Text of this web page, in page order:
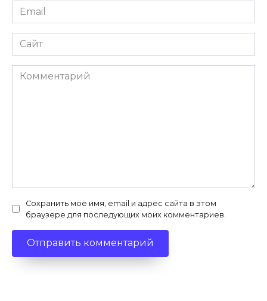
Email
*
Сайт
Комментарий
Сохранить моё имя, email и адрес сайта в этом
браузере для последующих моих комментариев.